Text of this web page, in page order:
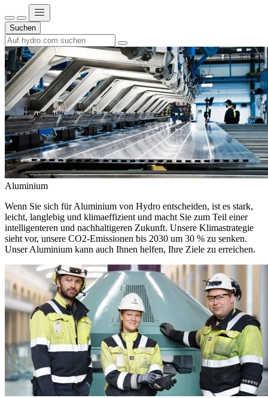
Suchen
Aluminium
Wenn Sie sich für Aluminium von Hydro entscheiden, ist es stark,
leicht, langlebig und klimaeffizient und macht Sie zum Teil einer
intelligenteren und nachhaltigeren Zukunft. Unsere Klimastrategie
sieht vor, unsere CO2-Emissionen bis 2030 um 30 % zu senken.
Unser Aluminium kann auch Ihnen helfen, Ihre Ziele zu erreichen.